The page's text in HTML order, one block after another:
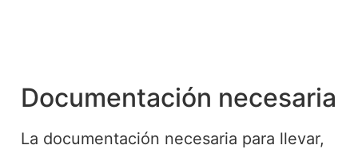
Documentación necesaria
La documentación necesaria para llevar,